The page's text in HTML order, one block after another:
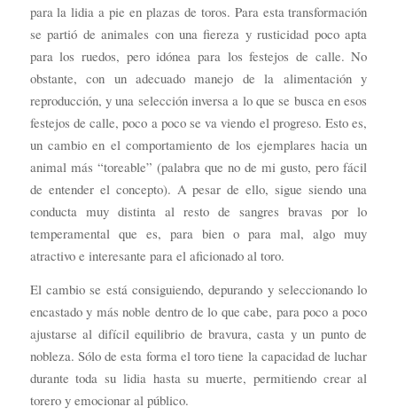
para la lidia a pie en plazas de toros. Para esta transformación
se partió de animales con una fiereza y rusticidad poco apta
para los ruedos, pero idónea para los festejos de calle. No
obstante, con un adecuado manejo de la alimentación y
reproducción, y una selección inversa a lo que se busca en esos
festejos de calle, poco a poco se va viendo el progreso. Esto es,
un cambio en el comportamiento de los ejemplares hacia un
animal más “toreable” (palabra que no de mi gusto, pero fácil
de entender el concepto). A pesar de ello, sigue siendo una
conducta muy distinta al resto de sangres bravas por lo
temperamental que es, para bien o para mal, algo muy
atractivo e interesante para el aficionado al toro.
El cambio se está consiguiendo, depurando y seleccionando lo
encastado y más noble dentro de lo que cabe, para poco a poco
ajustarse al difícil equilibrio de bravura, casta y un punto de
nobleza. Sólo de esta forma el toro tiene la capacidad de luchar
durante toda su lidia hasta su muerte, permitiendo crear al
torero y emocionar al público.